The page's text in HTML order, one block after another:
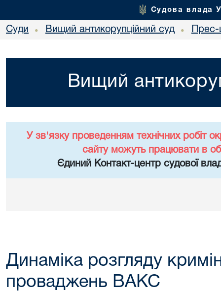
Судова влада
Суди • Вищий антикорупційний суд •
Вищий
У зв'язку проведенням технічних робіт
сайту можуть працювати в
Єдиний Контакт-центр судової
Динаміка розгляду
проваджень ВАКС